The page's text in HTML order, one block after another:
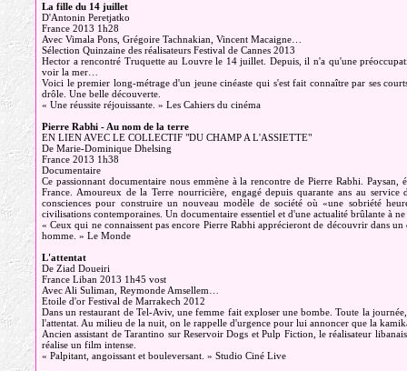
La fille du 14 juillet
D'Antonin Peretjatko
France 2013 1h28
Avec Vimala Pons, Grégoire Tachnakian, Vincent Macaigne…
Sélection Quinzaine des réalisateurs Festival de Cannes 2013
Hector a rencontré Truquette au Louvre le 14 juillet. Depuis, il n'a qu'une
voir la mer…
Voici le premier long-métrage d'un jeune cinéaste qui s'est fait connaître par ses
drôle. Une belle découverte.
« Une réussite réjouissante. » Les Cahiers du cinéma
Pierre Rabhi - Au nom de la terre
EN LIEN AVEC LE COLLECTIF "DU CHAMP A L'ASSIETTE"
De Marie-Dominique Dhelsing
France 2013 1h38
Documentaire
Ce passionnant documentaire nous emmène à la rencontre de Pierre Rabhi.
France. Amoureux de la Terre nourricière, engagé depuis quarante ans au
consciences pour construire un nouveau modèle de société où «une sobriété
civilisations contemporaines. Un documentaire essentiel et d'une actualité brûlante à ne
« Ceux qui ne connaissent pas encore Pierre Rabhi apprécieront de découvrir dans
homme. » Le Monde
L'attentat
De Ziad Doueiri
France Liban 2013 1h45 vost
Avec Ali Suliman, Reymonde Amsellem…
Etoile d'or Festival de Marrakech 2012
Dans un restaurant de Tel-Aviv, une femme fait exploser une bombe. Toute la
l'attentat. Au milieu de la nuit, on le rappelle d'urgence pour lui annoncer que la
Ancien assistant de Tarantino sur Reservoir Dogs et Pulp Fiction, le réalisateur
réalise un film intense.
« Palpitant, angoissant et bouleversant. » Studio Ciné Live